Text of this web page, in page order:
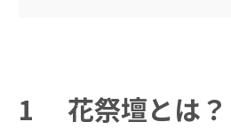
1 花祭壇とは？